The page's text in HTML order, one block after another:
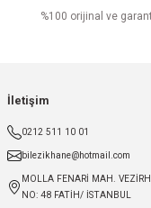
%100 orijinal ve
İletişim
0212 511 10 01
bilezikhane@hotmail.com
MOLLA FENARİ MAH.
NO: 48 FATİH/ İSTANBUL